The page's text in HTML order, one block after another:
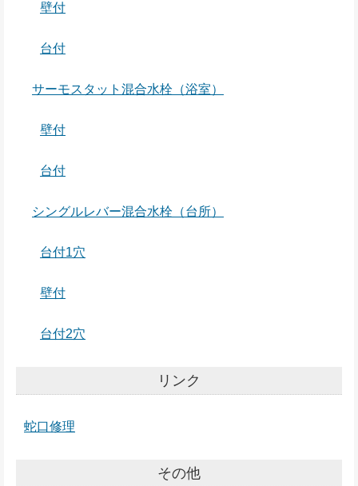
壁付
台付
サーモスタット混合水栓（浴室）
壁付
台付
シングルレバー混合水栓（台所）
台付1穴
壁付
台付2穴
リンク
蛇口修理
その他